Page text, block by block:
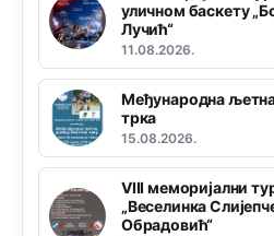
уличном баскету
Лучић“
11.08.2026.
Међународна
трка
15.08.2026.
VIII меморијални
„Веселинка
Обрадовић“